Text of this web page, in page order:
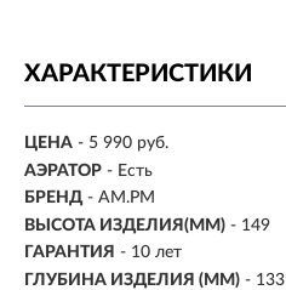
ХАРАКТЕРИСТИКИ
ЦЕНА - 5 990 руб.
АЭРАТОР - Есть
БРЕНД - AM.PM
ВЫСОТА ИЗДЕЛИЯ(ММ) - 149
ГАРАНТИЯ - 10 лет
ГЛУБИНА ИЗДЕЛИЯ (ММ) - 133